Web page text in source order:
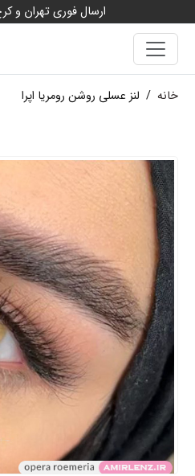
ارسال فوری تهران و
خانه / لنز عسلی روشن رومریا اپرا